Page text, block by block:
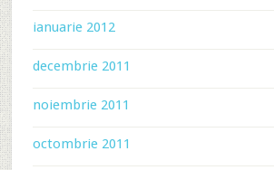
ianuarie 2012
decembrie 2011
noiembrie 2011
octombrie 2011